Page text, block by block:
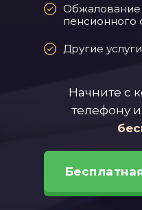
Другие
Начните с
телефону